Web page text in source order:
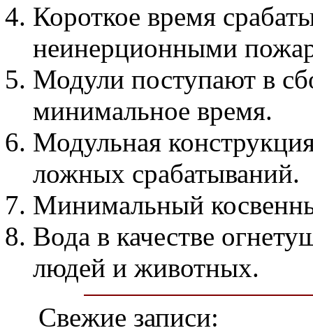
Короткое время
неинерционными
Модули поступают в
минимальное время.
Модульная
ложных срабатываний.
Минимальный
Вода в качестве
людей и животных.
Свежие записи: